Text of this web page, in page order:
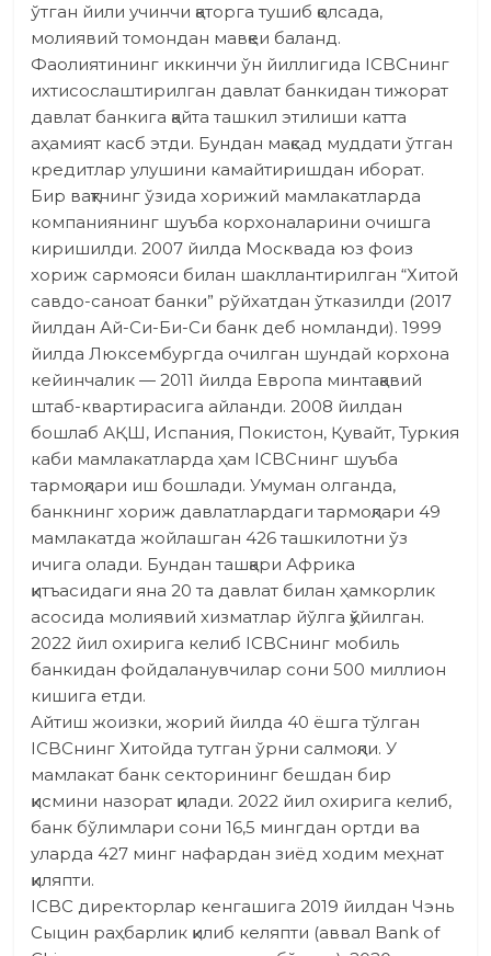
ўтган йили учинчи қаторга тушиб қолсада,
молиявий томондан мавқеи баланд.
Фаолиятининг иккинчи ўн йиллигида ICBCнинг
ихтисослаштирилган давлат банкидан тижорат
давлат банкига қайта ташкил этилиши катта
аҳамият касб этди. Бундан мақсад муддати ўтган
кредитлар улушини камайтиришдан иборат.
Бир вақтнинг ўзида хорижий мамлакатларда
ком­пания­нинг шуъба корхоналарини очишга
киришилди. 2007 йилда Москвада юз фоиз
хориж сармояси билан шакллантирилган “Хитой
савдо-саноат банки” рўйхатдан ўтказилди (2017
йилдан Ай-Си-Би-Си банк деб номланди). 1999
йилда Люксембургда очилган шундай корхона
кейинчалик — 2011 йилда Европа минтақавий
штаб-квартирасига айланди. 2008 йилдан
бошлаб АҚШ, Испания, Покис­тон, Қувайт, Туркия
каби мамлакатларда ҳам ICBCнинг шуъба
тармоқлари иш бошлади. Умуман олганда,
банкнинг хориж давлатлардаги тармоқлари 49
мамлакатда жойлашган 426 ташкилотни ўз
ичига олади. Бундан ташқари Африка
қитъасидаги яна 20 та давлат билан ҳамкорлик
асосида молиявий хизматлар йўлга қўйилган.
2022 йил охирига келиб ICBCнинг мобиль
банкидан фойдаланувчилар сони 500 миллион
кишига етди.
Айтиш жоизки, жорий йилда 40 ёшга тўлган
ICBCнинг Хитойда тутган ўрни салмоқли. У
мамлакат банк секторининг бешдан бир
қисмини назорат қилади. 2022 йил охирига келиб,
банк бўлимлари сони 16,5 мингдан ортди ва
уларда 427 минг нафардан зиёд ходим меҳнат
қиляпти.
ICBC директорлар кенгашига 2019 йилдан Чэнь
Сыцин раҳбарлик қилиб келяпти (аввал Bank of